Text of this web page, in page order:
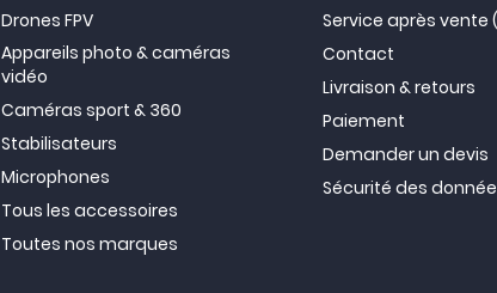
Drones FPV
Appareils photo & caméras
vidéo
Caméras sport & 360
Stabilisateurs
Microphones
Tous les accessoires
Toutes nos marques
Service après vente
Contact
Livraison & retours
Paiement
Demander un devis
Sécurité des